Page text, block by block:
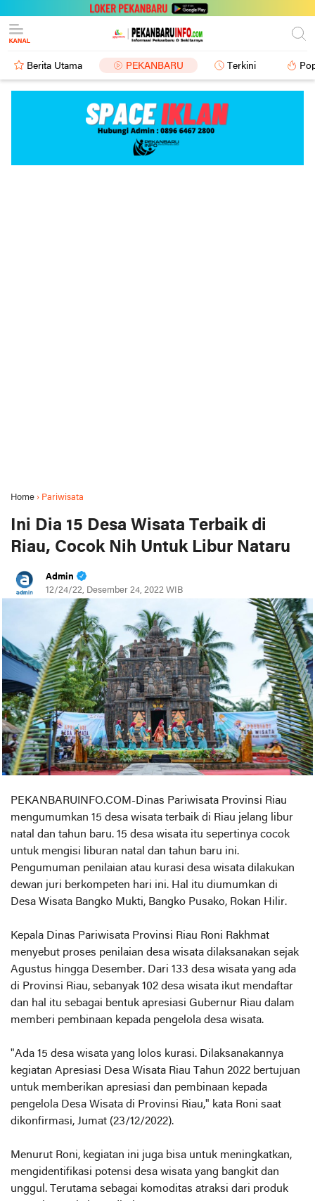
Berita Utama PEKANBARU Terkini
Home › Pariwisata
Ini Dia 15 Desa Wisata Terbaik di
Riau, Cocok Nih Untuk Libur Nataru
Admin
12/24/22, Desember 24, 2022 WIB
PEKANBARUINFO.COM-Dinas Pariwisata Provinsi Riau
mengumumkan 15 desa wisata terbaik di Riau jelang libur
natal dan tahun baru. 15 desa wisata itu sepertinya cocok
untuk mengisi liburan natal dan tahun baru ini.
Pengumuman penilaian atau kurasi desa wisata dilakukan
dewan juri berkompeten hari ini. Hal itu diumumkan di
Desa Wisata Bangko Mukti, Bangko Pusako, Rokan Hilir.
Kepala Dinas Pariwisata Provinsi Riau Roni Rakhmat
menyebut proses penilaian desa wisata dilaksanakan sejak
Agustus hingga Desember. Dari 133 desa wisata yang ada
di Provinsi Riau, sebanyak 102 desa wisata ikut mendaftar
dan hal itu sebagai bentuk apresiasi Gubernur Riau dalam
memberi pembinaan kepada pengelola desa wisata.
"Ada 15 desa wisata yang lolos kurasi. Dilaksanakannya
kegiatan Apresiasi Desa Wisata Riau Tahun 2022 bertujuan
untuk memberikan apresiasi dan pembinaan kepada
pengelola Desa Wisata di Provinsi Riau," kata Roni saat
dikonfirmasi, Jumat (23/12/2022).
Menurut Roni, kegiatan ini juga bisa untuk meningkatkan,
mengidentifikasi potensi desa wisata yang bangkit dan
unggul. Terutama sebagai komoditas atraksi dari produk